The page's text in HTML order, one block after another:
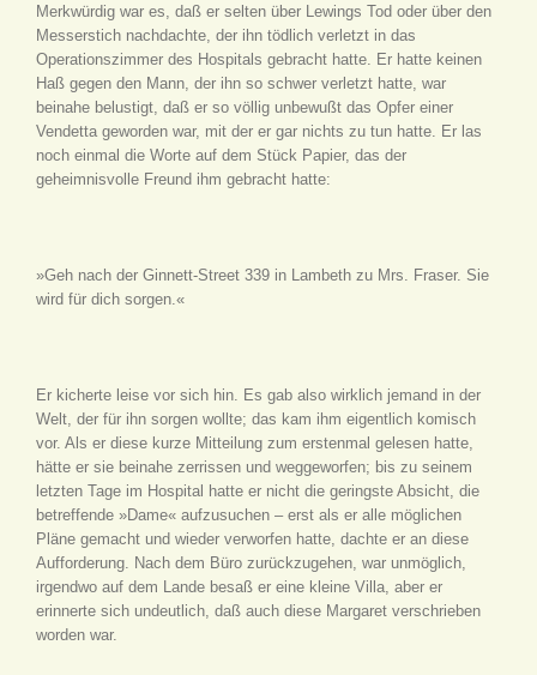
Merkwürdig war es, daß er selten über Lewings Tod oder über den
Messerstich nachdachte, der ihn tödlich verletzt in das
Operationszimmer des Hospitals gebracht hatte. Er hatte keinen
Haß gegen den Mann, der ihn so schwer verletzt hatte, war
beinahe belustigt, daß er so völlig unbewußt das Opfer einer
Vendetta geworden war, mit der er gar nichts zu tun hatte. Er las
noch einmal die Worte auf dem Stück Papier, das der
geheimnisvolle Freund ihm gebracht hatte:
»Geh nach der Ginnett-Street 339 in Lambeth zu Mrs. Fraser. Sie
wird für dich sorgen.«
Er kicherte leise vor sich hin. Es gab also wirklich jemand in der
Welt, der für ihn sorgen wollte; das kam ihm eigentlich komisch
vor. Als er diese kurze Mitteilung zum erstenmal gelesen hatte,
hätte er sie beinahe zerrissen und weggeworfen; bis zu seinem
letzten Tage im Hospital hatte er nicht die geringste Absicht, die
betreffende »Dame« aufzusuchen – erst als er alle möglichen
Pläne gemacht und wieder verworfen hatte, dachte er an diese
Aufforderung. Nach dem Büro zurückzugehen, war unmöglich,
irgendwo auf dem Lande besaß er eine kleine Villa, aber er
erinnerte sich undeutlich, daß auch diese Margaret verschrieben
worden war.